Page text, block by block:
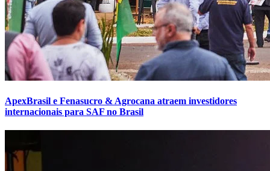
ApexBrasil e Fenasucro & Agrocana atraem investidores
internacionais para SAF no Brasil